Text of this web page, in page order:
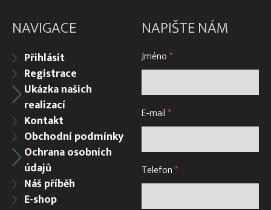
NAVIGACE
Přihlásit
Registrace
Ukázka našich
realizací
Kontakt
Obchodní podmínky
Ochrana osobních
údajů
Náš příběh
E-shop
NAPIŠTE NÁM
Jméno*
E-mail*
Telefon*